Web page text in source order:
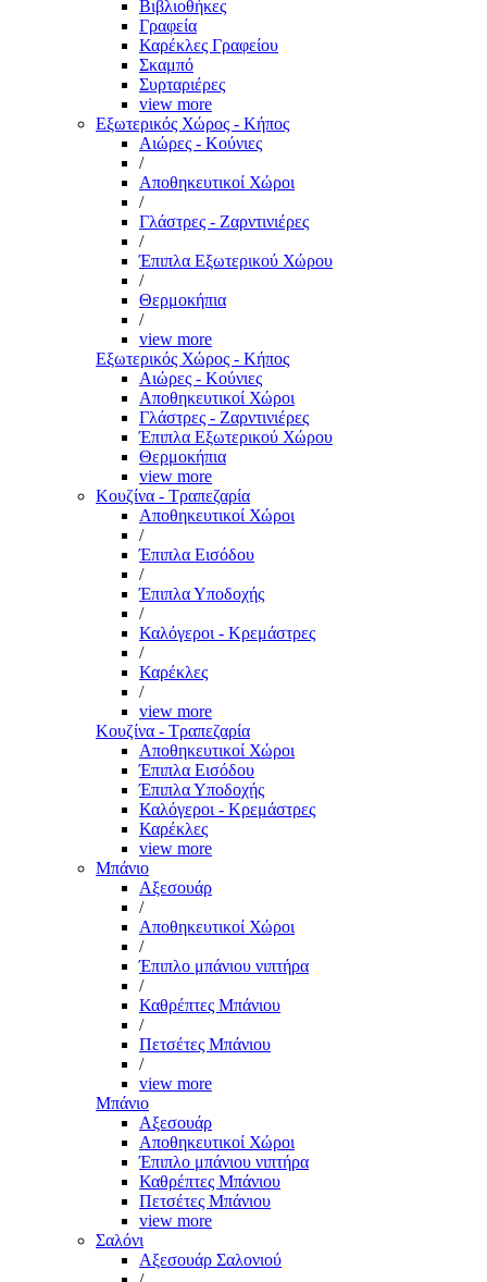
Βιβλιοθήκες
Γραφεία
Καρέκλες Γραφείου
Σκαμπό
Συρταριέρες
view more
Εξωτερικός Χώρος - Κήπος
Αιώρες - Κούνιες
/
Αποθηκευτικοί Χώροι
/
Γλάστρες - Ζαρντινιέρες
/
Έπιπλα Εξωτερικού Χώρου
/
Θερμοκήπια
/
view more
Εξωτερικός Χώρος - Κήπος
Αιώρες - Κούνιες
Αποθηκευτικοί Χώροι
Γλάστρες - Ζαρντινιέρες
Έπιπλα Εξωτερικού Χώρου
Θερμοκήπια
view more
Κουζίνα - Τραπεζαρία
Αποθηκευτικοί Χώροι
/
Έπιπλα Εισόδου
/
Έπιπλα Υποδοχής
/
Καλόγεροι - Κρεμάστρες
/
Καρέκλες
/
view more
Κουζίνα - Τραπεζαρία
Αποθηκευτικοί Χώροι
Έπιπλα Εισόδου
Έπιπλα Υποδοχής
Καλόγεροι - Κρεμάστρες
Καρέκλες
view more
Μπάνιο
Αξεσουάρ
/
Αποθηκευτικοί Χώροι
/
Έπιπλο μπάνιου νιπτήρα
/
Καθρέπτες Μπάνιου
/
Πετσέτες Μπάνιου
/
view more
Μπάνιο
Αξεσουάρ
Αποθηκευτικοί Χώροι
Έπιπλο μπάνιου νιπτήρα
Καθρέπτες Μπάνιου
Πετσέτες Μπάνιου
view more
Σαλόνι
Αξεσουάρ Σαλονιού